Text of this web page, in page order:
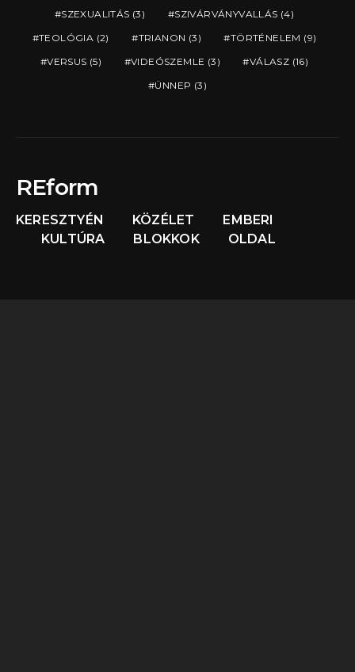
SZEXUALITÁS (3) SZIVÁRVÁNYVALLÁS (4)
TEOLÓGIA (2) TRIANON (3) TÖRTÉNELEM (9)
VERSUS (5) VIDEÓSZEMLE (3) VÁLASZ (16)
ÜNNEP (3)
REform
KERESZTYÉN KÖZÉLET
EMBERI
KULTÚRA
BLOKKOK OLDAL